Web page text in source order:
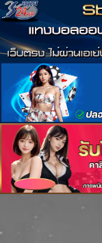
content